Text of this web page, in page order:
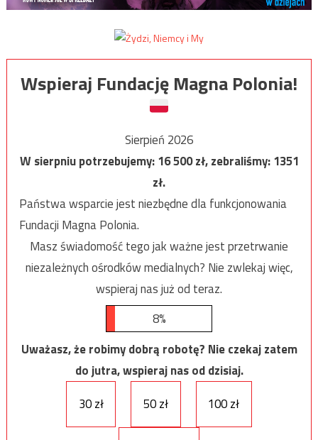
Wspieraj Fundację Magna Polonia!
Sierpień 2026
W sierpniu potrzebujemy:16 500zł, zebraliśmy:1351
zł.
Państwa wsparcie jest niezbędne dla funkcjonowania
Fundacji Magna Polonia.
Masz świadomość tego jak ważne jest przetrwanie
niezależnych ośrodków medialnych? Nie zwlekaj więc,
wspieraj nas już od teraz.
8%
Uważasz, że robimy dobrą robotę? Nie czekaj zatem
do jutra, wspieraj nas od dzisiaj.
30 zł
50 zł 100 zł